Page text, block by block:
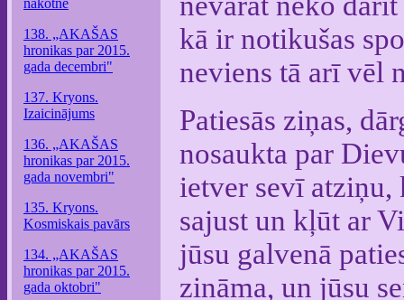
138. „AKAŠAS
hronikas par 2015.
gada decembri"
137. Kryons.
Izaicinājums
136. „AKAŠAS
hronikas par 2015.
gada novembri"
135. Kryons.
Kosmiskais pavārs
134. „AKAŠAS
hronikas par 2015.
gada oktobri"
kā ir notikušas
neviens tā arī vēl
Patiesās ziņas,
nosaukta par
ietver sevī atziņu,
sajust un kļūt ar
jūsu galvenā
zināma, un jūsu